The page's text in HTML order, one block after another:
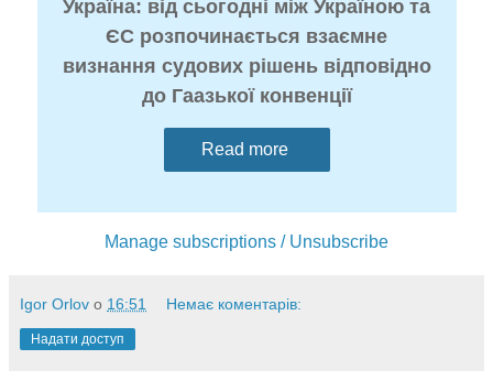
Україна: від сьогодні між Україною та
ЄС розпочинається взаємне
визнання судових рішень відповідно
до Гаазької конвенції
Read more
Manage subscriptions / Unsubscribe
Igor Orlov о 16:51 Немає коментарів:
Надати доступ